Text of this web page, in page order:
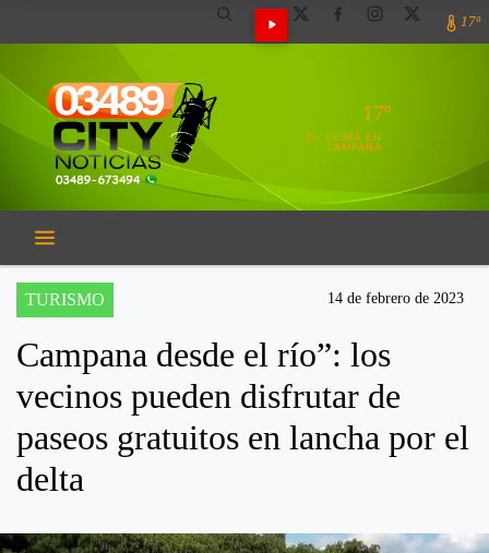
17º
17º
EL CLIMA EN
CAMPANA
TURISMO 14 de febrero de 2023
Campana desde el río”: los
vecinos pueden disfrutar de
paseos gratuitos en lancha por el
delta